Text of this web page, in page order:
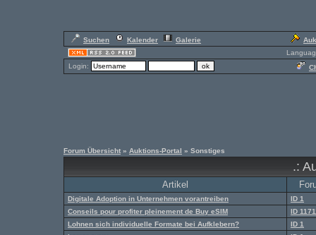
Suchen Kalender Galerie
Login:
Forum Übersicht » Auktions-Portal » Sonstiges
.:
Artikel
Digitale Adoption in Unternehmen vorantreiben
ID 1
Conseils pour profiter pleinement de Buy eSIM
ID
Lohnen sich individuelle Formate bei Aufklebern?
ID 1